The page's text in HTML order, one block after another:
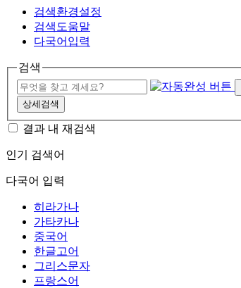
검색환경설정
검색도움말
다국어입력
검색
상세검색
결과 내 재검색
인기 검색어
다국어 입력
히라가나
가타카나
중국어
한글고어
그리스문자
프랑스어